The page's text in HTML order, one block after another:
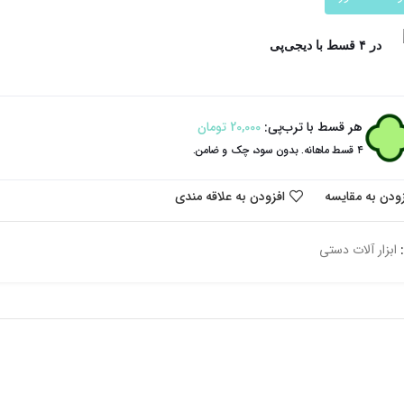
در ۴ قسط با دیجی‌پی
هر قسط با ترب‌پی: 20,000 تومان
۴ قسط ماهانه. بدون سود، چک و ضامن.
به مقایسه افزودن به علاقه مندی
ابزار آلات دستی